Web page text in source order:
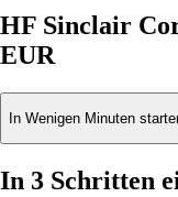
HF Sinclair
EUR
In Wenigen Minuten
In 3 Schritten